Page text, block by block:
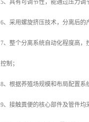
5、具有可调节性，能通过压力调
6、采用螺旋挤压技术，分离后的
7、整个分离系统自动化程度高
控制；
8、根据养殖场规模和布局配置系
9、接触粪便的核心部件及管件均